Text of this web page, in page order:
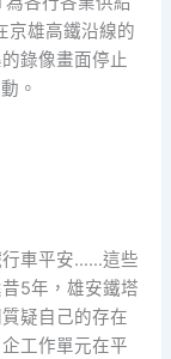
京雄高鐵沿線的
錄像畫面停止
。
車平安……這些
5年，雄安鐵塔
疑自己的存在
工作單元在平